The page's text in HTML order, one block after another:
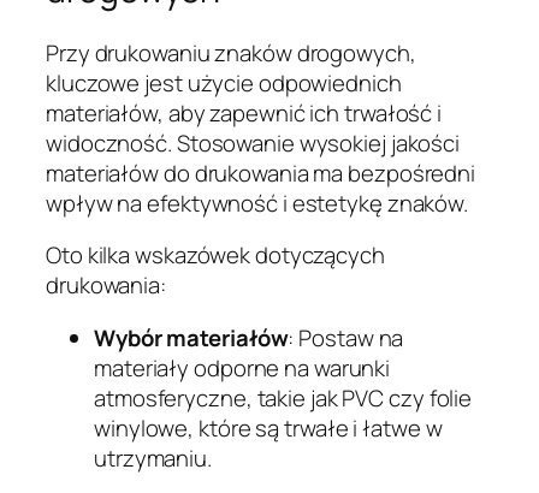
Przy drukowaniu znaków drogowych,
kluczowe jest użycie odpowiednich
materiałów, aby zapewnić ich trwałość i
widoczność. Stosowanie wysokiej jakości
materiałów do drukowania ma bezpośredni
wpływ na efektywność i estetykę znaków.
Oto kilka wskazówek dotyczących
drukowania:
Wybór materiałów: Postaw na
materiały odporne na warunki
atmosferyczne, takie jak PVC czy folie
winylowe, które są trwałe i łatwe w
utrzymaniu.